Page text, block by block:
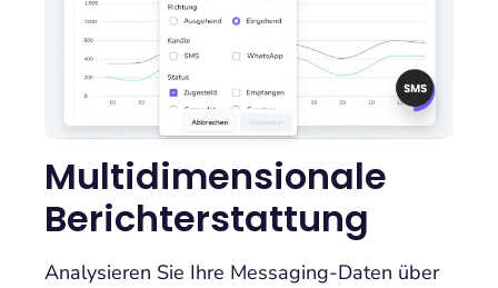
Multidimensionale
Berichterstattung
Analysieren Sie Ihre Messaging-Daten über